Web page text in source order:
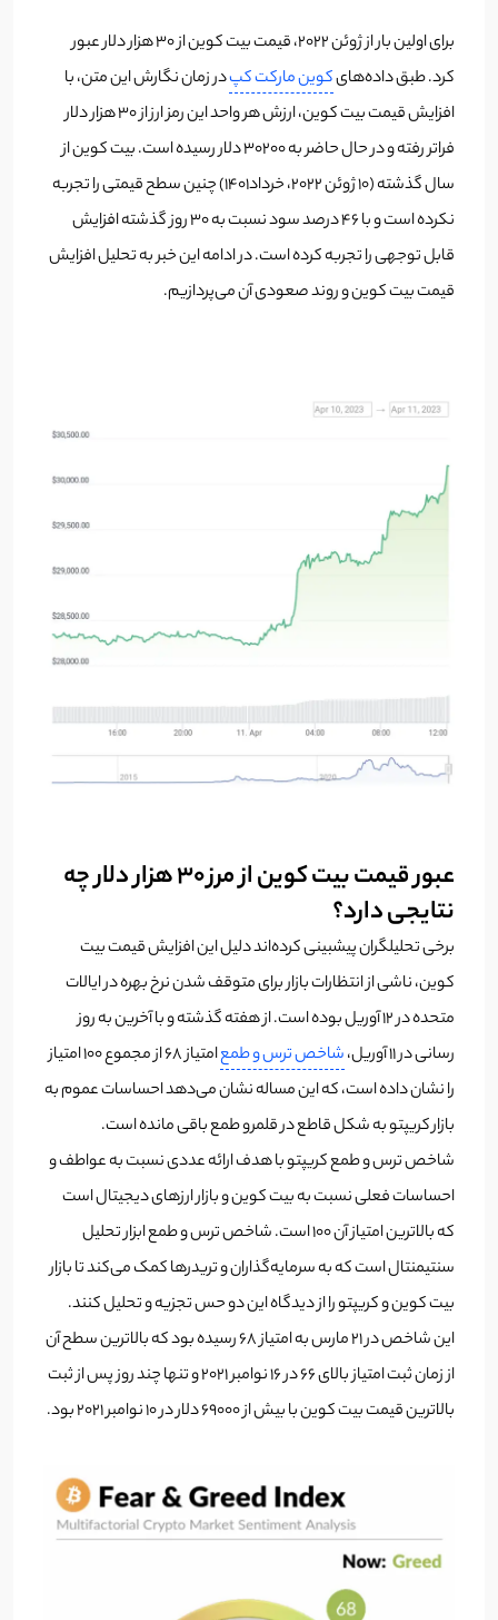
برای اولین بار از ژوئن 2022، قیمت بیت کوین از 30 هزار دلار عبور
کرد. طبق داده‌هایکوین مارکت کپدر زمان نگارش این متن، با
افزایش قیمت بیت کوین، ارزش هر واحد این رمز ارز از ۳۰ هزار دلار
فراتر رفته و در حال حاضر به ۳۰۲۰۰ دلار رسیده است. بیت کوین از
سال گذشته (۱۰ ژوئن ۲۰۲۲، خرداد۱۴۰۱) چنین سطح قیمتی را تجربه
نکرده است و با ۴۶ درصد سود نسبت به ۳۰ روز گذشته افزایش
قابل توجهی را تجربه کرده است. در ادامه این خبر به تحلیل افزایش
قیمت بیت کوین و روند صعودی آن می‌پردازیم.
عبور قیمت بیت کوین از مرز ۳۰ هزار دلار چه
نتایجی دارد؟
برخی تحلیلگران پیشبینی کرده‌اند دلیل این افزایش قیمت بیت
کوین، ناشی از انتظارات بازار برای متوقف شدن نرخ بهره در ایالات
متحده در ۱۲ آوریل بوده است. از هفته گذشته و با آخرین به روز
رسانی در 11 آوریل،
شاخص ترس و طمع
امتیاز 68 از مجموع 100 امتیاز
را نشان داده است، که این مساله نشان می‌دهد احساسات عموم به
بازار کریپتو به شکل قاطع در قلمرو طمع باقی مانده است.
شاخص ترس و طمع کریپتو با هدف ارائه عددی نسبت به عواطف و
احساسات فعلی نسبت به بیت کوین و بازار ارزهای دیجیتال است
که بالاترین امتیاز آن 100 است. شاخص ترس و طمع ابزار تحلیل
سنتیمنتال است که به سرمایه‌گذاران و تریدرها کمک می‌کند تا بازار
بیت کوین و کریپتو را از دیدگاه این دو حس تجزیه و تحلیل کنند.
این شاخص در 21 مارس به امتیاز 68 رسیده بود که بالاترین سطح آن
از زمان ثبت امتیاز بالای 66 در 16 نوامبر 2021 و تنها چند روز پس از ثبت
بالاترین قیمت بیت کوین با بیش از 69000 دلار در 10 نوامبر 2021 بود.